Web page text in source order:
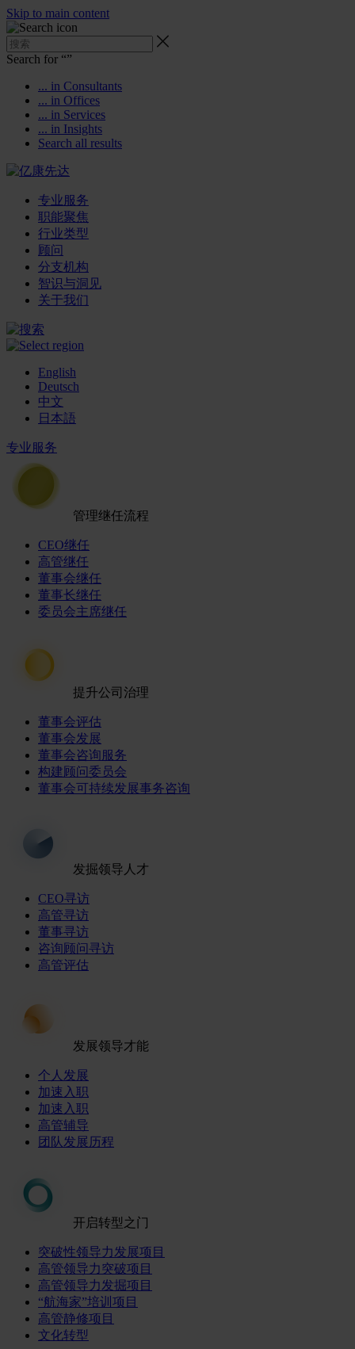
Skip to main content
Search for “”
... in Consultants
... in Offices
... in Services
... in Insights
Search all results
专业服务
职能聚焦
行业类型
顾问
分支机构
智识与洞见
关于我们
English
Deutsch
中文
日本語
专业服务
管理继任流程
CEO继任
高管继任
董事会继任
董事长继任
委员会主席继任
提升公司治理
董事会评估
董事会发展
董事会咨询服务
构建顾问委员会
董事会可持续发展事务咨询
发掘领导人才
CEO寻访
高管寻访
董事寻访
咨询顾问寻访
高管评估
发展领导才能
个人发展
加速入职
加速入职
高管辅导
团队发展历程
开启转型之门
突破性领导力发展项目
高管领导力突破项目
高管领导力发掘项目
“航海家”培训项目
高管静修项目
文化转型